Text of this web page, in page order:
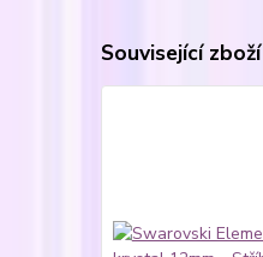
Související zboží